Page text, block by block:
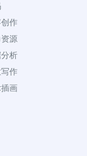
海报氛围感很强，稍
作
资源
析
作
画